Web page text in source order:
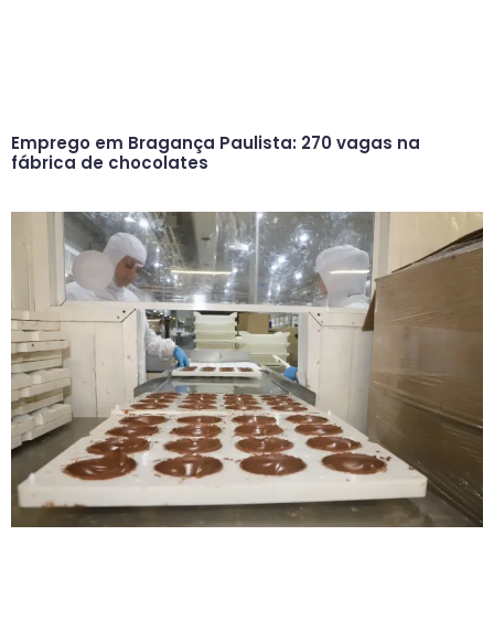
Emprego em Bragança Paulista: 270 vagas na
fábrica de chocolates